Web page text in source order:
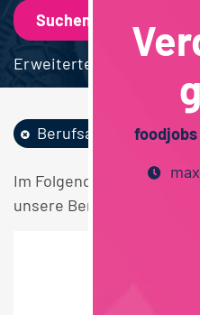
Erweiterte Suche
Berufsausbildung
Im Folgenden finden Sie
unsere Berufsausbildung